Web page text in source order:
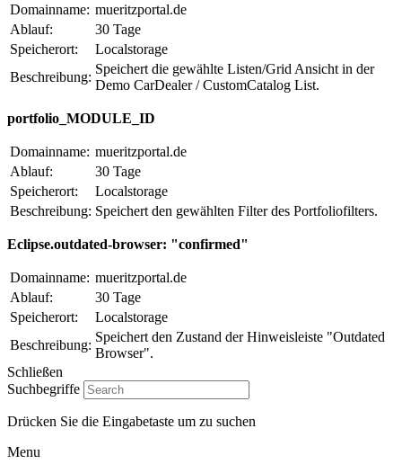
Domainname: mueritzportal.de
Ablauf:
30 Tage
Speicherort:
Localstorage
Beschreibung:
Speichert die gewählte Listen/Grid Ansicht in der
Demo CarDealer / CustomCatalog List.
portfolio_MODULE_ID
Domainname: mueritzportal.de
Ablauf:
30 Tage
Speicherort:
Localstorage
Beschreibung: Speichert den gewählten Filter des Portfoliofilters.
Eclipse.outdated-browser: "confirmed"
Domainname: mueritzportal.de
Ablauf:
30 Tage
Speicherort:
Localstorage
Beschreibung:
Speichert den Zustand der Hinweisleiste "Outdated
Browser".
Schließen
Suchbegriffe
Drücken Sie die Eingabetaste um zu suchen
Menu